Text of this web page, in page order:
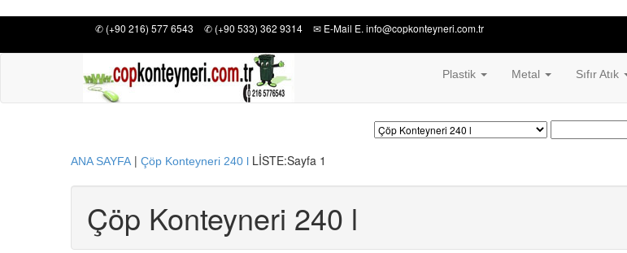
✆ (+90 216) 577 6543 ✆ (+90 533) 362 9314 ✉ E-Mail E. info@copkonteyneri.com.tr
Plastik Metal Sıfır Atık
ANA SAYFA | Çöp Konteyneri 240 l LİSTE:Sayfa 1
Çöp Konteyneri 240 l